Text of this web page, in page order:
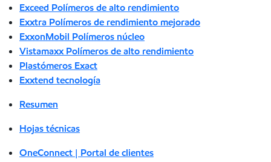
Exceed Polímeros de alto rendimiento
Exxtra Polímeros de rendimiento mejorado
ExxonMobil Polímeros núcleo
Vistamaxx Polímeros de alto rendimiento
Plastómeros Exact
Exxtend tecnología
Resumen
Hojas técnicas
OneConnect | Portal de clientes